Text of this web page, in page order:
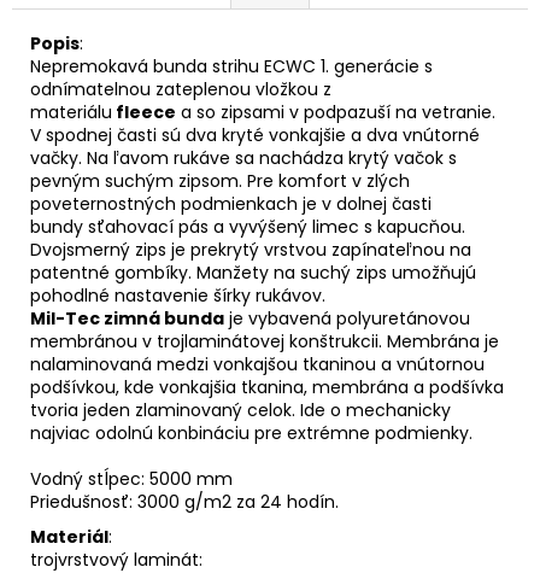
Popis:
Nepremokavá bunda strihu ECWC 1. generácie s
odnímatelnou zateplenou vložkou z
materiálu fleece a so zipsami v podpazuší na vetranie.
V spodnej časti sú dva kryté vonkajšie a dva vnútorné
vačky. Na ľavom rukáve sa nachádza krytý vačok s
pevným suchým zipsom. Pre komfort v zlých
poveternostných podmienkach je v dolnej časti
bundy sťahovací pás a vyvýšený limec s kapucňou.
Dvojsmerný zips je prekrytý vrstvou zapínateľnou na
patentné gombíky. Manžety na suchý zips umožňujú
pohodlné nastavenie šírky rukávov.
Mil-Tec zimná bunda je vybavená polyuretánovou
membránou v trojlaminátovej konštrukcii. Membrána je
nalaminovaná medzi vonkajšou tkaninou a vnútornou
podšívkou, kde vonkajšia tkanina, membrána a podšívka
tvoria jeden zlaminovaný celok. Ide o mechanicky
najviac odolnú konbináciu pre extrémne podmienky.
Vodný stĺpec: 5000 mm
Priedušnosť: 3000 g/m2 za 24 hodín.
Materiál:
trojvrstvový laminát: